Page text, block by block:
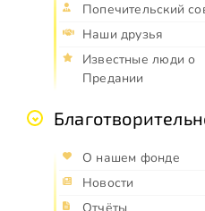
Попечительский
Наши друзья
Известные люди о
Предании
О нашем фонде
Новости